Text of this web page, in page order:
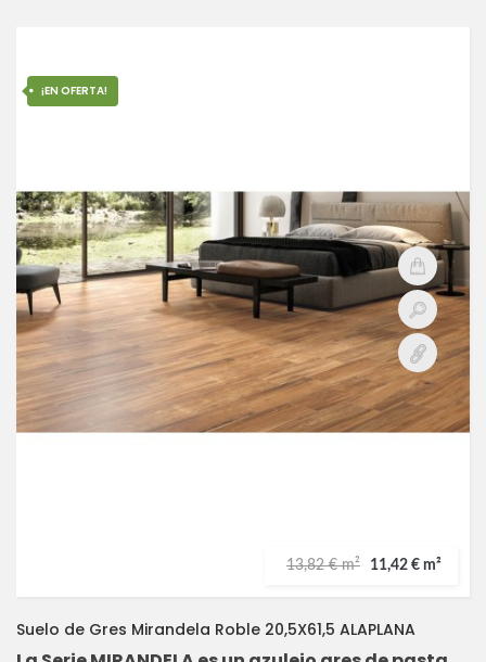
¡EN OFERTA!
13,82 € m² 11,42 € m²
Suelo de Gres Mirandela Roble 20,5X61,5 ALAPLANA